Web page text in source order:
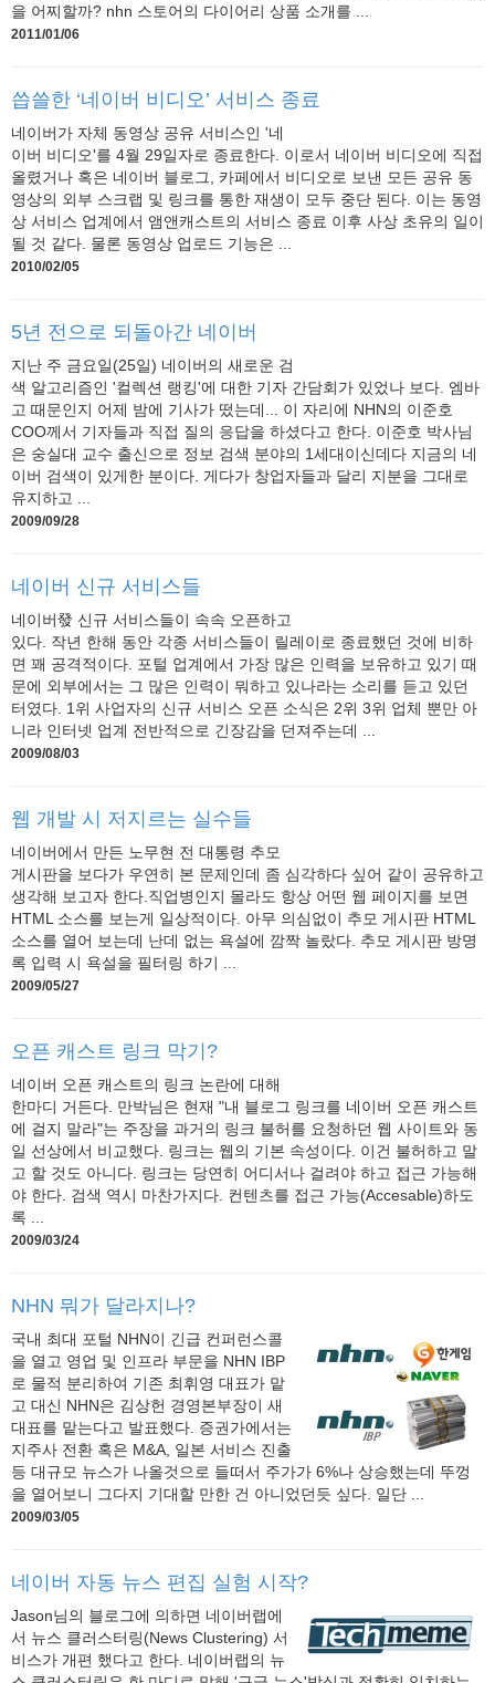
을 어찌할까? nhn 스토어의 다이어리 상품 소개를 ...
2011/01/06
씁쓸한 ‘네이버 비디오’ 서비스 종료
네이버가 자체 동영상 공유 서비스인 '네
이버 비디오'를 4월 29일자로 종료한다. 이로서 네이버 비디오에 직접
올렸거나 혹은 네이버 블로그, 카페에서 비디오로 보낸 모든 공유 동
영상의 외부 스크랩 및 링크를 통한 재생이 모두 중단 된다. 이는 동영
상 서비스 업계에서 앰앤캐스트의 서비스 종료 이후 사상 초유의 일이
될 것 같다. 물론 동영상 업로드 기능은 ...
2010/02/05
5년 전으로 되돌아간 네이버
지난 주 금요일(25일) 네이버의 새로운 검
색 알고리즘인 '컬렉션 랭킹'에 대한 기자 간담회가 있었나 보다. 엠바
고 때문인지 어제 밤에 기사가 떴는데... 이 자리에 NHN의 이준호
COO께서 기자들과 직접 질의 응답을 하셨다고 한다. 이준호 박사님
은 숭실대 교수 출신으로 정보 검색 분야의 1세대이신데다 지금의 네
이버 검색이 있게한 분이다. 게다가 창업자들과 달리 지분을 그대로
유지하고 ...
2009/09/28
네이버 신규 서비스들
네이버發 신규 서비스들이 속속 오픈하고
있다. 작년 한해 동안 각종 서비스들이 릴레이로 종료했던 것에 비하
면 꽤 공격적이다. 포털 업계에서 가장 많은 인력을 보유하고 있기 때
문에 외부에서는 그 많은 인력이 뭐하고 있나라는 소리를 듣고 있던
터였다. 1위 사업자의 신규 서비스 오픈 소식은 2위 3위 업체 뿐만 아
니라 인터넷 업계 전반적으로 긴장감을 던져주는데 ...
2009/08/03
웹 개발 시 저지르는 실수들
네이버에서 만든 노무현 전 대통령 추모
게시판을 보다가 우연히 본 문제인데 좀 심각하다 싶어 같이 공유하고
생각해 보고자 한다.직업병인지 몰라도 항상 어떤 웹 페이지를 보면
HTML 소스를 보는게 일상적이다. 아무 의심없이 추모 게시판 HTML
소스를 열어 보는데 난데 없는 욕설에 깜짝 놀랐다. 추모 게시판 방명
록 입력 시 욕설을 필터링 하기 ...
2009/05/27
오픈 캐스트 링크 막기?
네이버 오픈 캐스트의 링크 논란에 대해
한마디 거든다. 만박님은 현재 "내 블로그 링크를 네이버 오픈 캐스트
에 걸지 말라"는 주장을 과거의 링크 불허를 요청하던 웹 사이트와 동
일 선상에서 비교했다. 링크는 웹의 기본 속성이다. 이건 불허하고 말
고 할 것도 아니다. 링크는 당연히 어디서나 걸려야 하고 접근 가능해
야 한다. 검색 역시 마찬가지다. 컨텐츠를 접근 가능(Accesable)하도
록 ...
2009/03/24
NHN 뭐가 달라지나?
국내 최대 포털 NHN이 긴급 컨퍼런스콜
을 열고 영업 및 인프라 부문을 NHN IBP
로 물적 분리하여 기존 최휘영 대표가 맡
고 대신 NHN은 김상헌 경영본부장이 새
대표를 맡는다고 발표했다. 증권가에서는
지주사 전환 혹은 M&A, 일본 서비스 진출
등 대규모 뉴스가 나올것으로 들떠서 주가가 6%나 상승했는데 뚜껑
을 열어보니 그다지 기대할 만한 건 아니었던듯 싶다. 일단 ...
2009/03/05
네이버 자동 뉴스 편집 실험 시작?
Jason님의 블로그에 의하면 네이버랩에
서 뉴스 클러스터링(News Clustering) 서
비스가 개편 했다고 한다. 네이버랩의 뉴